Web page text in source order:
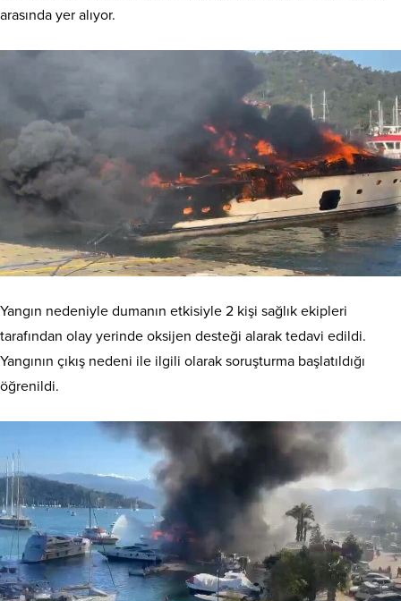
arasında yer alıyor.
Yangın nedeniyle dumanın etkisiyle 2 kişi sağlık ekipleri
tarafından olay yerinde oksijen desteği alarak tedavi edildi.
Yangının çıkış nedeni ile ilgili olarak soruşturma başlatıldığı
öğrenildi.